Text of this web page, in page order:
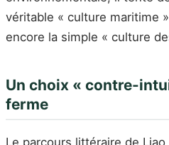
véritable « culture maritime
encore la simple « culture
Un choix « contre-
ferme
Le parcours littéraire de